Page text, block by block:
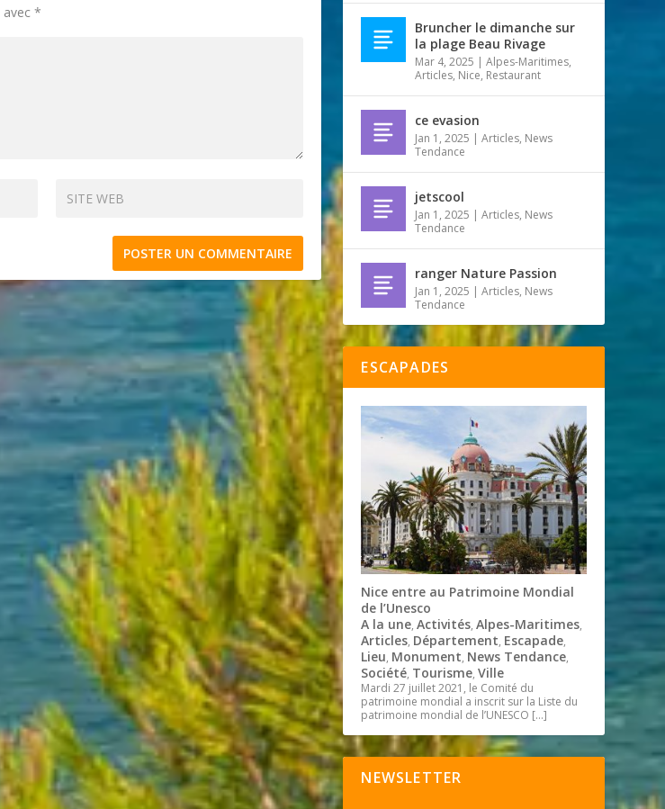
avec*
Bruncher le dimanche sur
la plage Beau Rivage
Mar 4, 2025 |Alpes-Maritimes,
Articles, Nice, Restaurant
ce evasion
Jan 1, 2025 |Articles, News
Tendance
jetscool
Jan 1, 2025 |Articles, News
Tendance
ranger Nature Passion
Jan 1, 2025 |Articles, News
Tendance
ESCAPADES
Nice entre au Patrimoine Mondial
de l’Unesco
A la une,Activités,Alpes-Maritimes,
Articles, Département, Escapade,
Lieu, Monument, News Tendance,
Société, Tourisme,Ville
Mardi 27 juillet 2021, le Comité du
patrimoine mondial a inscrit sur la Liste du
patrimoine mondial de l’UNESCO […]
NEWSLETTER